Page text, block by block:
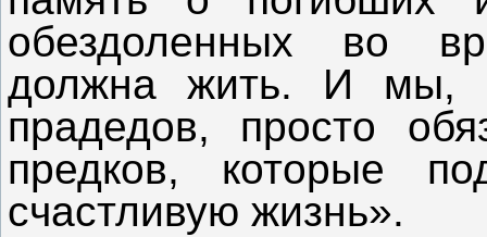
обездоленных во
должна жить. И мы,
прадедов, просто
предков, которые
счастливую жизнь».